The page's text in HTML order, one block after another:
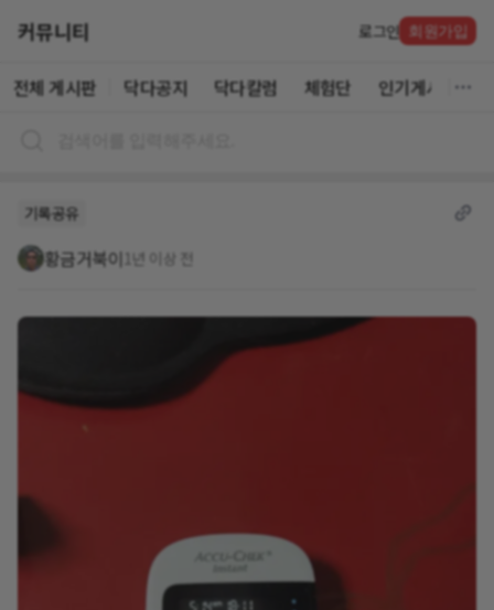
커뮤니티 로그인 회원가입
전체 게시판 닥다공지 닥다칼럼 체험단 인기게시글
기록공유
황금거북이 1년 이상 전